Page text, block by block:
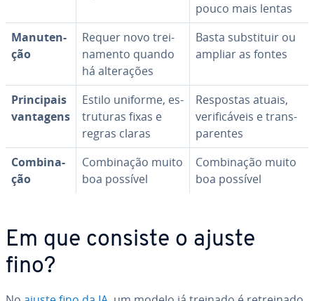
pouco mais lentas
Ma­nu­ten­
ção
Requer novo trei­
na­mento quando
há al­te­ra­ções
Basta subs­ti­tuir ou
ampliar as fontes
Prin­ci­pais
vantagens
Estilo uniforme, es­
tru­tu­ras fixas e
regras claras
Respostas atuais,
ve­ri­fi­cá­veis e trans­
pa­ren­tes
Com­bi­na­
ção
Com­bi­na­ção muito
boa possível
Com­bi­na­ção muito
boa possível
Em que consiste o ajuste
fino?